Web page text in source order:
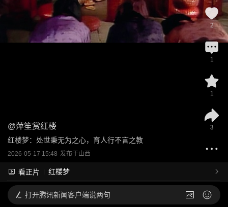
@萍笙赏红楼
红楼梦：处世秉无为之心，育人行不言之教
2026-05-17 15:48 发布于山西
看正片 红楼梦
2
1
1
3
打开腾讯新闻客户端说两句